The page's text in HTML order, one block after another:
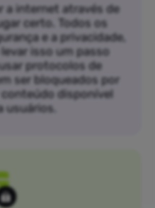
a internet através de
certo. Todos os
e a privacidade,
isso um passo
protocolos de
ser bloqueados por
disponível
usuários.